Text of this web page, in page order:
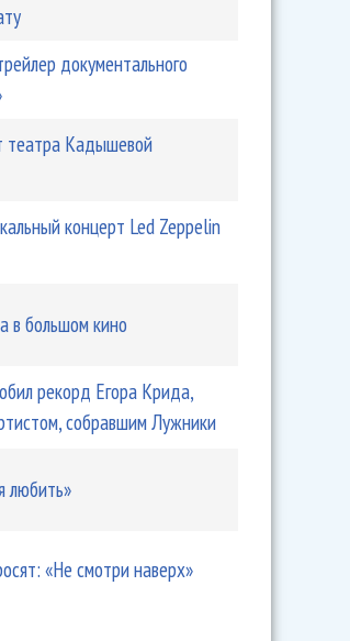
документального
театра Кадышевой
концерт Led Zeppelin
в большом кино
рекорд Егора Крида,
собравшим Лужники
любить»
«Не смотри наверх»